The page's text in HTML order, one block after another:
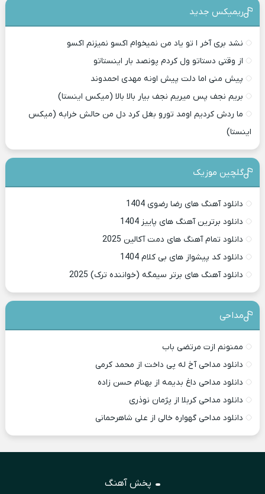
ریمیکس جدید
نشد بری آخر ا تو یاد من نمیخوام اکسو نمیزنم اکسو
از وقتی دستاتو ول کردم پونصد بار اینستاتو
پیش منی اما دلت پیش اونه مهدی احمدوند
بریم نجف پس میریم نجف بیار بالا بالا (میکس اینستا)
ما ردش کردیم اومد تورو بغل کرد دل من حالش خرابه (میکس
اینستا)
گلچین موزیک
دانلود آهنگ های رضا رضوی 1404
دانلود برترین آهنگ های پاییز 1404
دانلود تمام آهنگ های دمت آکالین 2025
دانلود کد پیشواز های بی کلام 1404
دانلود آهنگ های برتر سیمگه (خواننده ترک) 2025
مداحی
ممنونم ازت مرتضی باب
دانلود مداحی آخ له پی داخت از محمد کرمی
دانلود مداحی داغ بدیمه از بهنام حسن زاده
دانلود مداحی کربلا از پژمان نوذری
دانلود مداحی گهواره خالی از علی شاهرحمانی
پخش آهنگ